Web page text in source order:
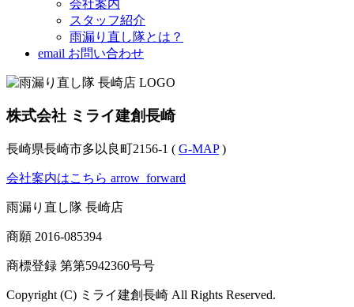
会社案内
スタッフ紹介
雨漏り直し隊とは？
email お問い合わせ
株式会社 ミライ建創長崎
長崎県長崎市多以良町2156-1 ( G-MAP)
会社案内はこちら arrow_forward
雨漏り直し隊 長崎店
商願 2016-085394
商標登録 第第5942360号号
Copyright (C) ミライ建創長崎 All Rights Reserved.